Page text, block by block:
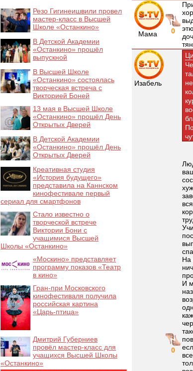
Мама 0
Изабель
0
На
И
Резо Гигинеишвили провел
мастер-класс в Высшей
Школе «Останкино»
В Детской Академии
«Останкино» прошёл
выпускной
В Высшей Школе
«Останкино» состоялась
творческая встреча с
Викторией Боней
13 мая в Высшей Школе
«Останкино» прошёл День
Открытых Дверей
В Детской Академии
«Останкино» прошёл День
Открытых Дверей
Креативная студия
«История будущего»
представила на Каннском
кинофестивале первый
сериал для смартфонов
Стало известно о
творческой встрече
Виктории Бони с
учащимися Высшей
Школы «Останкино»
«Москино» представляет
программу показов «Театр
в кино»
Гран-при Московского
кинофестиваля получила
российская картина
«Царь-птица»
Дмитрий Губерниев
провёл мастер-класс для
учащихся Высшей Школы
«Останкино»